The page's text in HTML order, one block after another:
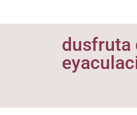
dusfruta